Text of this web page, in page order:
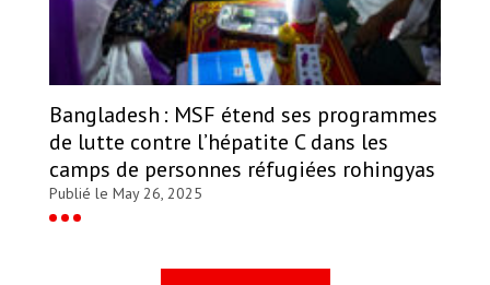
Bangladesh : MSF étend ses programmes
de lutte contre l’hépatite C dans les
camps de personnes réfugiées rohingyas
Publié le May 26, 2025